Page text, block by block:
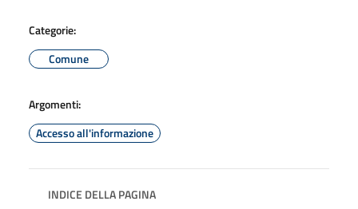
Categorie:
Comune
Argomenti:
Accesso all'informazione
INDICE DELLA PAGINA